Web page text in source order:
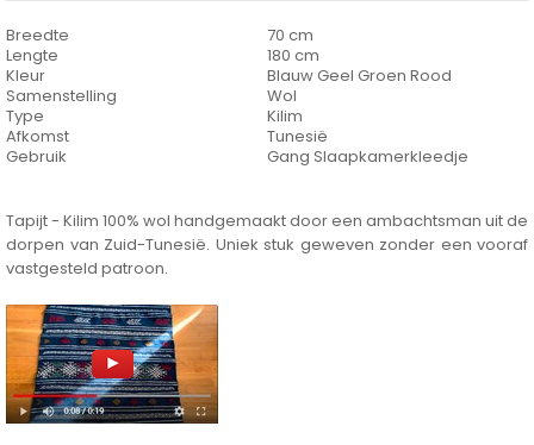
Breedte
70 cm
Lengte
180 cm
Kleur
Blauw Geel Groen Rood
Samenstelling
Wol
Type
Kilim
Afkomst
Tunesië
Gebruik
Gang Slaapkamerkleedje
Tapijt - Kilim 100% wol handgemaakt door een ambachtsman uit de
dorpen van Zuid-Tunesië. Uniek stuk geweven zonder een vooraf
vastgesteld patroon.